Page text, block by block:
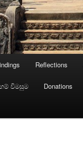
Reflections
විමසුම Donations